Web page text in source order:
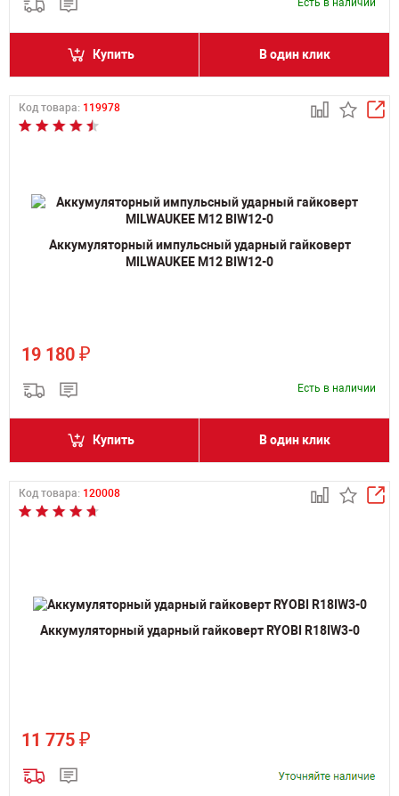
Есть в наличии
Купить В один клик
Код товара: 119978
Аккумуляторный импульсный ударный гайковерт
MILWAUKEE M12 BIW12-0
19 180 ₽
Есть в наличии
Купить В один клик
Код товара: 120008
Аккумуляторный ударный гайковерт RYOBI R18IW3-0
11 775 ₽